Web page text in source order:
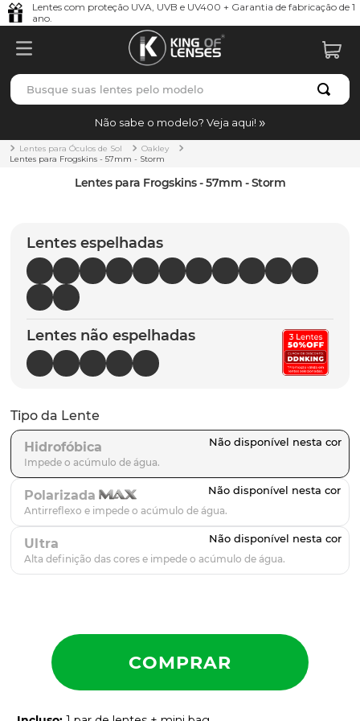
Lentes com proteção UVA, UVB e UV400 + Garantia de fabricação de 1
ano.
Busque suas lentes pelo modelo
Não sabe o modelo? Veja aqui!
Lentes para Óculos de Sol
Oakley
Lentes para Frogskins - 57mm - Storm
Lentes para Frogskins - 57mm - Storm
Lentes espelhadas
Lentes não espelhadas
Tipo da Lente
Hidrofóbica
Polarizada
Ultra
TERMOS MAIS BUSCADOS
1º borrachas
holbrook
5º chaves
6º t-shock
7º gasket
8º parafusos
9º latch